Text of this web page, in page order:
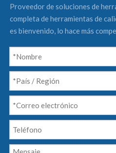
Proveedor de soluciones de
completa de herramientas de
es bienvenido, lo hace más